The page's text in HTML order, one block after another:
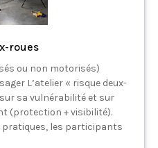
roues
ou non motorisés)
L’atelier « risque deux-
sa vulnérabilité et sur
(protection + visibilité).
pratiques, les participants